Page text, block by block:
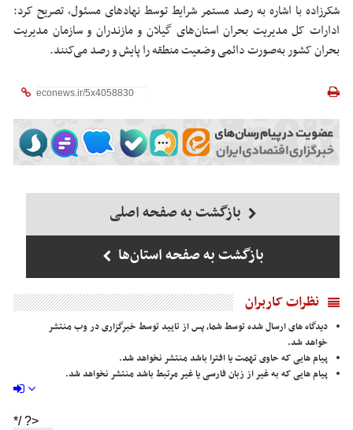
شکرزاده با اشاره به رصد مستمر شرایط توسط نهادهای مسئول، تصریح کرد:
ادارات کل مدیریت بحران استان‌های گیلان و مازندران و سازمان مدیریت
بحران کشور به‌صورت دائمی وضعیت منطقه را پایش و رصد می‌کنند.
بازگشت به صفحه اصلی
بازگشت به صفحه استان‌ها
نظرات کاربران
دیدگاه های ارسال شده توسط شما، پس از تایید توسط خبرگزاری در وب منتشر
خواهد شد.
پیام هایی که حاوی تهمت یا افترا باشد منتشر نخواهد شد.
پیام هایی که به غیر از زبان فارسی یا غیر مرتبط باشد منتشر نخواهد شد.